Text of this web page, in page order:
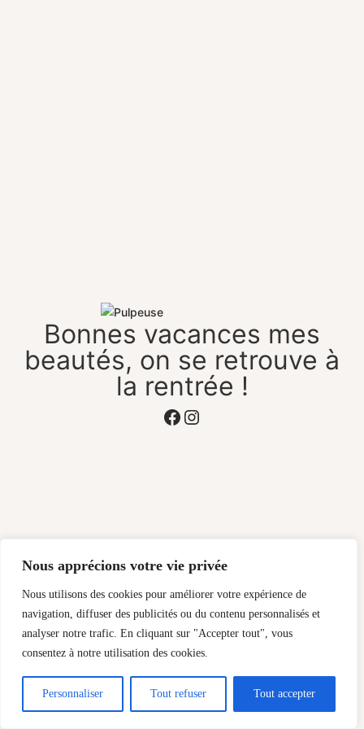
Nous apprécions votre vie privée
Nous utilisons des cookies pour améliorer votre expérience de
navigation, diffuser des publicités ou du contenu personnalisés et
analyser notre trafic. En cliquant sur "Accepter tout", vous
consentez à notre utilisation des cookies.
Personnaliser Tout refuser Tout accepter
Bonnes vacances mes
beautés, on se retrouve à
la rentrée !
Facebook
Instagram